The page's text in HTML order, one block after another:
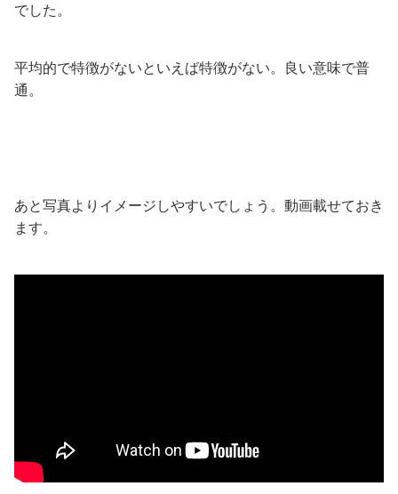
でした。
平均的で特徴がないといえば特徴がない。良い意味で普
通。
あと写真よりイメージしやすいでしょう。動画載せておき
ます。